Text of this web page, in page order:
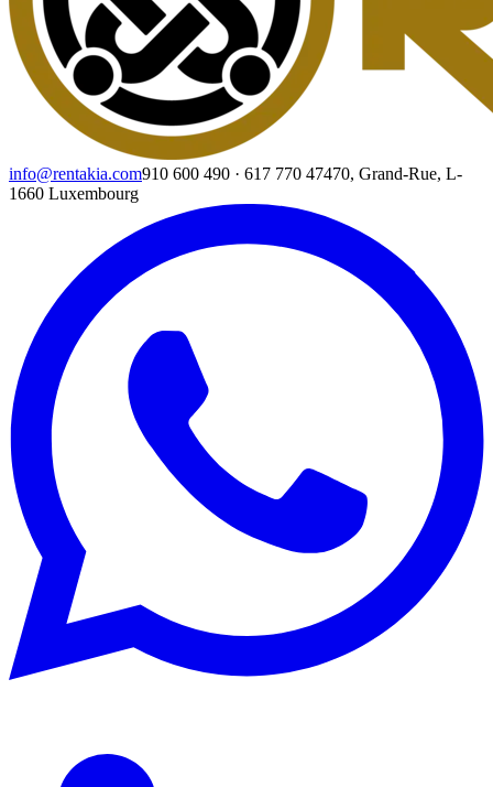
info@rentakia.com910 600 490 · 617 770 47470, Grand-Rue, L-
1660 Luxembourg